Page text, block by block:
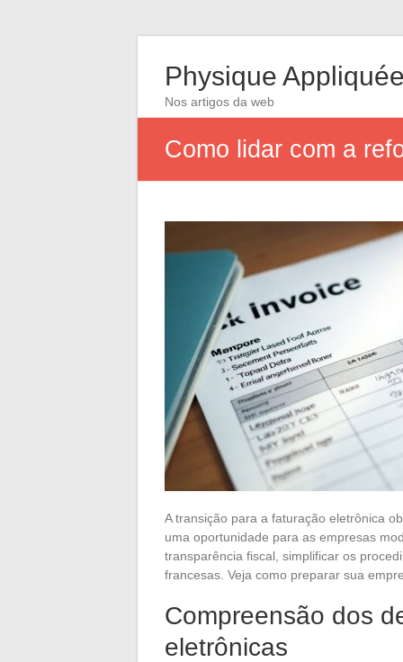
Physique
Nos artigos da web
Como lidar com a
A transição para a faturação eletrônica
uma oportunidade para as empresas
transparência fiscal, simplificar os
francesas. Veja como preparar sua
Compreensão dos
eletrônicas